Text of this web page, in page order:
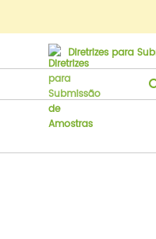
Diretrizes para